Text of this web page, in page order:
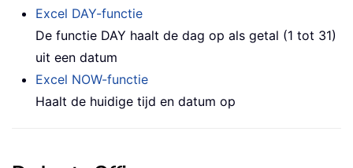
Excel DAY-functie
De functie DAY haalt de dag op als getal (1 tot 31)
uit een datum
Excel NOW-functie
Haalt de huidige tijd en datum op